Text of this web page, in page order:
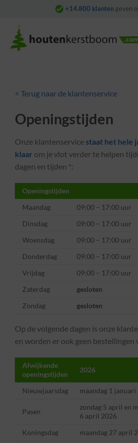
content
+14.800 klantengeven
< Terug naar de klantenservice
Openingstijden
Onze klantenservice staat het hele
klaar om je vlot verder te helpen
dagen en tijden *:
Openingstijden
Maandag
09:00 – 17:00 uur
Dinsdag
09:00 – 17:00 uur
Woensdag
09:00 – 17:00 uur
Donderdag
09:00 – 17:00 uur
Vrijdag
09:00 – 17:00 uur
Zaterdag
gesloten
Zondag
gesloten
Op de volgende dagen is onze
en worden er ook geen bestellingen
Afwijkende
openingstijden
2026
Nieuwjaarsdag maandag 1 januari
Pasen
zondag 5 april en
6 april 2026
Koningsdag maandag 27 april